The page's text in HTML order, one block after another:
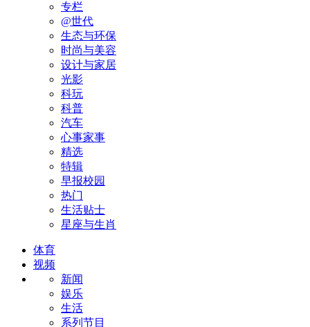
专栏
@世代
生态与环保
时尚与美容
设计与家居
光影
科玩
科普
汽车
心事家事
精选
特辑
早报校园
热门
生活贴士
星座与生肖
体育
视频
新闻
娱乐
生活
系列节目